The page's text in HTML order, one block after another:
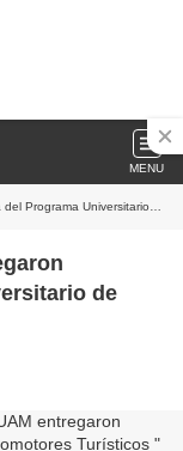
MENU
de Promotores Turísticos
de